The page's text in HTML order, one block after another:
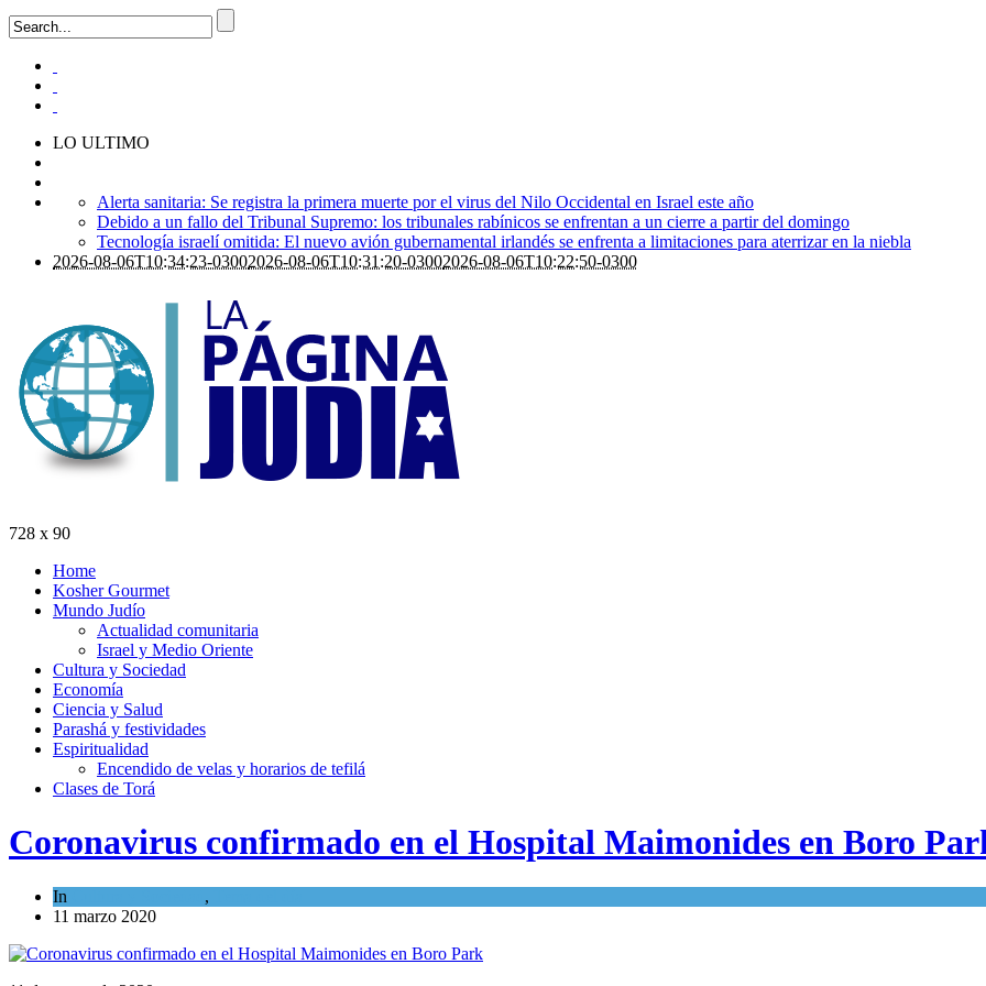
LO ULTIMO
Alerta sanitaria: Se registra la primera muerte por el virus del Nilo Occidental en Israel este año
Debido a un fallo del Tribunal Supremo: los tribunales rabínicos se enfrentan a un cierre a partir del domingo
Tecnología israelí omitida: El nuevo avión gubernamental irlandés se enfrenta a limitaciones para aterrizar en la niebla
2026-08-06T10:34:23-03002026-08-06T10:31:20-03002026-08-06T10:22:50-0300
728 x 90
Home
Kosher Gourmet
Mundo Judío
Actualidad comunitaria
Israel y Medio Oriente
Cultura y Sociedad
Economía
Ciencia y Salud
Parashá y festividades
Espiritualidad
Encendido de velas y horarios de tefilá
Clases de Torá
Coronavirus confirmado en el Hospital Maimonides en Boro
In ,
11 marzo 2020